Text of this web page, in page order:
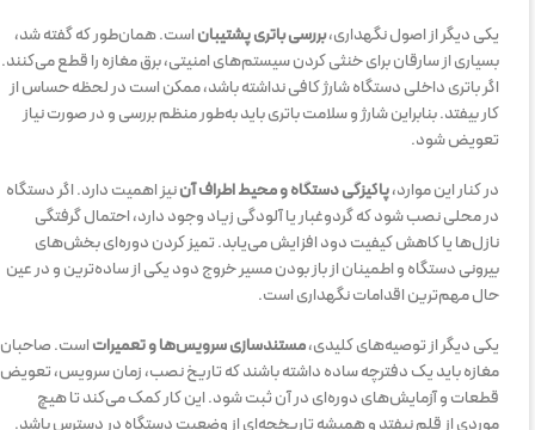
یکی دیگر از اصول نگهداری،بررسی باتری پشتیباناست. همان‌طور که گفته شد،
بسیاری از سارقان برای خنثی کردن سیستم‌های امنیتی، برق مغازه را قطع می‌کنند.
اگر باتری داخلی دستگاه شارژ کافی نداشته باشد، ممکن است در لحظه حساس از
کار بیفتد. بنابراین شارژ و سلامت باتری باید به‌طور منظم بررسی و در صورت نیاز
تعویض شود.
در کنار این موارد،پاکیزگی دستگاه و محیط اطراف آننیز اهمیت دارد. اگر دستگاه
در محلی نصب شود که گردوغبار یا آلودگی زیاد وجود دارد، احتمال گرفتگی
نازل‌ها یا کاهش کیفیت دود افزایش می‌یابد. تمیز کردن دوره‌ای بخش‌های
بیرونی دستگاه و اطمینان از باز بودن مسیر خروج دود یکی از ساده‌ترین و در عین
حال مهم‌ترین اقدامات نگهداری است.
یکی دیگر از توصیه‌های کلیدی،مستندسازی سرویس‌ها و تعمیراتاست. صاحبان
مغازه باید یک دفترچه ساده داشته باشند که تاریخ نصب، زمان سرویس، تعویض
قطعات و آزمایش‌های دوره‌ای در آن ثبت شود. این کار کمک می‌کند تا هیچ
موردی از قلم نیفتد و همیشه تاریخچه‌ای از وضعیت دستگاه در دسترس باشد.